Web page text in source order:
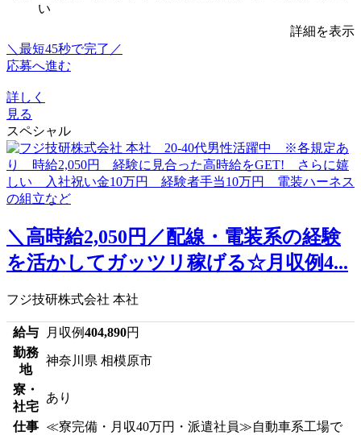
い
詳細を表示
＼最短45秒で完了／
応募へ進む
詳しく
見る
スペシャル
＼高時給2,050円／配線・電装系の経験
を活かしてガッツリ稼げる☆月収例4...
フジ技研株式会社 本社
給与 月収例404,890円
勤務
地
神奈川県 相模原市
寮・
社宅
あり
仕事 ≪寮完備・月収40万円・派遣社員≫自動車系工場で